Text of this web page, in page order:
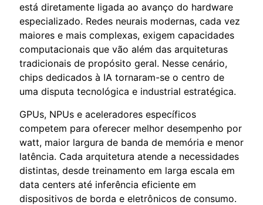
está diretamente ligada ao avanço do hardware
especializado. Redes neurais modernas, cada vez
maiores e mais complexas, exigem capacidades
computacionais que vão além das arquiteturas
tradicionais de propósito geral. Nesse cenário,
chips dedicados à IA tornaram-se o centro de
uma disputa tecnológica e industrial estratégica.
GPUs, NPUs e aceleradores específicos
competem para oferecer melhor desempenho por
watt, maior largura de banda de memória e menor
latência. Cada arquitetura atende a necessidades
distintas, desde treinamento em larga escala em
data centers até inferência eficiente em
dispositivos de borda e eletrônicos de consumo.